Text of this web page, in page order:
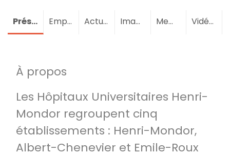
Présentation Emploi Actualités Images Membres (17)
Vidéos
À propos
Les Hôpitaux Universitaires Henri-
Mondor regroupent cinq
établissements : Henri-Mondor,
Albert-Chenevier et Emile-Roux